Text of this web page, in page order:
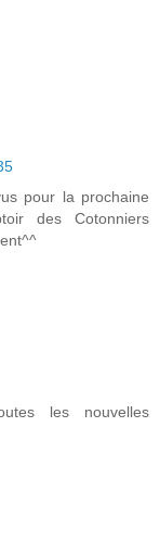
pour la prochaine
des Cotonniers
les nouvelles